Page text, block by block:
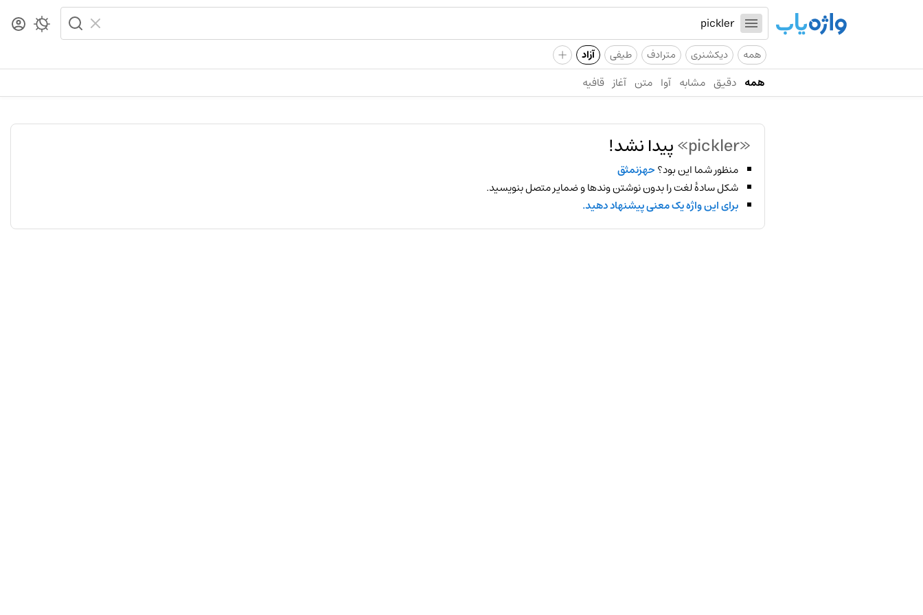
همه دیکشنری مترادف طیفی آزاد +
همه دقیق مشابه آوا متن آغاز قافیه
«pickler» پیدا نشد!
منظور شما این بود؟حهزنمثق
شکل سادهٔ لغت را بدون نوشتن وندها و ضمایر متصل بنویسید.
برای این واژه یک معنی پیشنهاد دهید.